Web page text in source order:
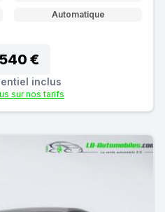
Automatique
€
inclus
sur nos tarifs